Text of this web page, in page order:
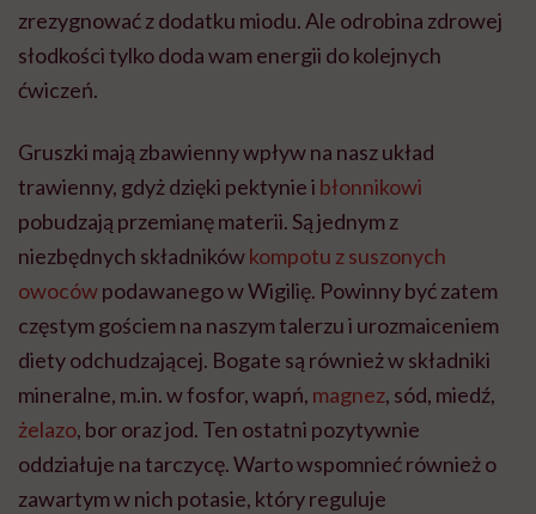
zrezygnować z dodatku miodu. Ale odrobina zdrowej
słodkości tylko doda wam energii do kolejnych
ćwiczeń.
Gruszki mają zbawienny wpływ na nasz układ
trawienny, gdyż dzięki pektynie i błonnikowi
pobudzają przemianę materii. Są jednym z
niezbędnych składnikówkompotu z suszonych
owocówpodawanego w Wigilię. Powinny być zatem
częstym gościem na naszym talerzu i urozmaiceniem
diety odchudzającej. Bogate są również w składniki
mineralne, m.in. w fosfor, wapń, magnez, sód, miedź,
żelazo, bor oraz jod. Ten ostatni pozytywnie
oddziałuje na tarczycę. Warto wspomnieć również o
zawartym w nich potasie, który reguluje